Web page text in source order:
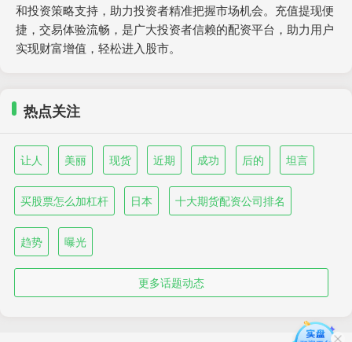
和投资策略支持，助力投资者精准把握市场机会。充值提现便
捷，交易体验流畅，是广大投资者信赖的配资平台，助力用户
实现财富增值，轻松进入股市。
热点关注
让人 美丽 现货 近期 成功 后的 坦言
买股票怎么加杠杆 日本 十大期货配资公司排名
趋势 曝光
更多话题动态